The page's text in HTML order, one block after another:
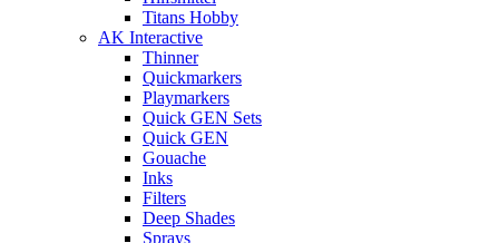
Titans Hobby
AK Interactive
Thinner
Quickmarkers
Playmarkers
Quick GEN Sets
Quick GEN
Gouache
Inks
Filters
Deep Shades
Sprays